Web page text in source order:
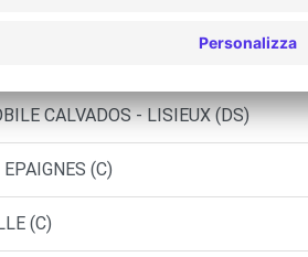
CALVADOS - LISIEUX (DS)
(C)
(C)